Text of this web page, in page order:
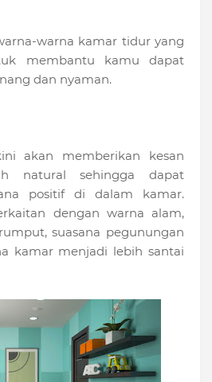
warna kamar tidur yang
membantu kamu dapat
dan nyaman.
akan memberikan kesan
natural sehingga dapat
positif di dalam kamar.
dengan warna alam,
suasana pegunungan
kamar menjadi lebih santai